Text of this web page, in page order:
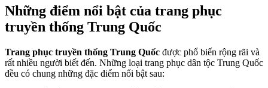
Những điểm nổi bật của trang phục
truyền thống Trung Quốc
Trang phục truyền thống Trung Quốc được phổ biến rộng rãi và
rất nhiều người biết đến. Những loại trang phục dân tộc Trung Quốc
đều có chung những đặc điểm nổi bật sau: